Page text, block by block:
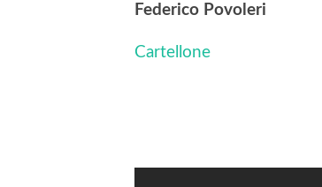
Federico Povoleri
Cartellone